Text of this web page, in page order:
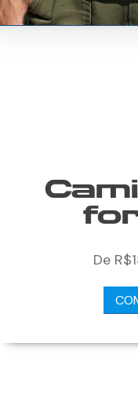
De